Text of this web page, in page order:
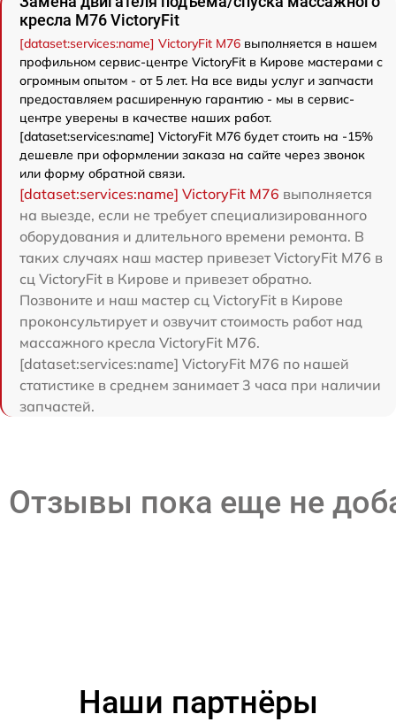
кресла M76 VictoryFit
[dataset:services:name] VictoryFit M76 выполняется в нашем
профильном сервис-центре VictoryFit в Кирове мастерами с
огромным опытом - от 5 лет. На все виды услуг и запчасти
предоставляем расширенную гарантию - мы в сервис-
центре уверены в качестве наших работ.
[dataset:services:name] VictoryFit M76 будет стоить на -15%
дешевле при оформлении заказа на сайте через звонок
или форму обратной связи.
[dataset:services:name] VictoryFit M76 выполняется
на выезде, если не требует специализированного
оборудования и длительного времени ремонта. В
таких случаях наш мастер привезет VictoryFit M76 в
сц VictoryFit в Кирове и привезет обратно.
Позвоните и наш мастер сц VictoryFit в Кирове
проконсультирует и озвучит стоимость работ над
массажного кресла VictoryFit M76.
[dataset:services:name] VictoryFit M76 по нашей
статистике в среднем занимает 3 часа при наличии
запчастей.
Отзывы пока еще не
Наши партнёры